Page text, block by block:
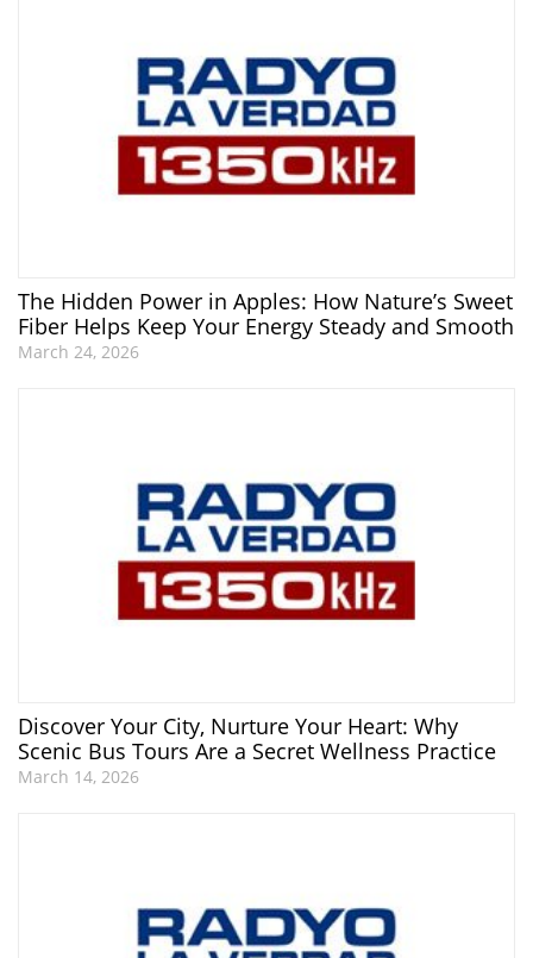
The Hidden Power in Apples: How Nature’s Sweet
Fiber Helps Keep Your Energy Steady and Smooth
March 24, 2026
Discover Your City, Nurture Your Heart: Why
Scenic Bus Tours Are a Secret Wellness Practice
March 14, 2026